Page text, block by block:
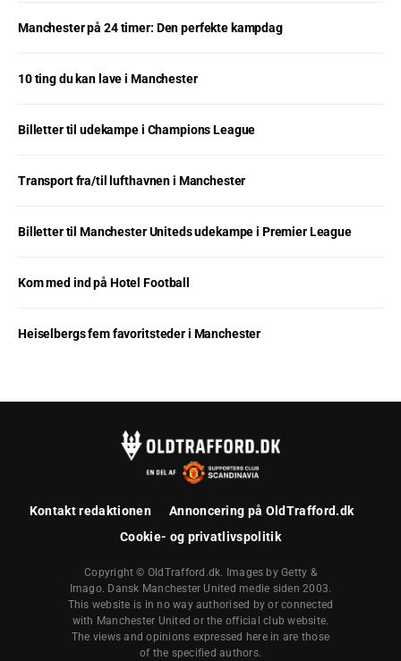
Manchester på 24 timer: Den perfekte kampdag
10 ting du kan lave i Manchester
Billetter til udekampe i Champions League
Transport fra/til lufthavnen i Manchester
Billetter til Manchester Uniteds udekampe i Premier League
Kom med ind på Hotel Football
Heiselbergs fem favoritsteder i Manchester
Kontakt redaktionen
Annoncering på OldTrafford.dk
Cookie- og privatlivspolitik
Copyright © OldTrafford.dk. Images by Getty &
Imago. Dansk Manchester United medie siden 2003.
This website is in no way authorised by or connected
with Manchester United or the official club website.
The views and opinions expressed here in are those
of the specified authors.